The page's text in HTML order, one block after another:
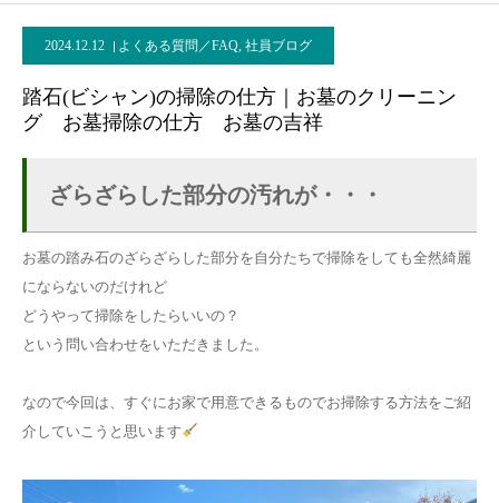
2024.12.12 よくある質問／FAQ, 社員ブログ
踏石(ビシャン)の掃除の仕方｜お墓のクリーニン
グ お墓掃除の仕方 お墓の吉祥
ざらざらした部分の汚れが・・・
お墓の踏み石のざらざらした部分を自分たちで掃除をしても全然綺麗
にならないのだけれど
どうやって掃除をしたらいいの？
という問い合わせをいただきました。
なので今回は、すぐにお家で用意できるものでお掃除する方法をご紹
介していこうと思います